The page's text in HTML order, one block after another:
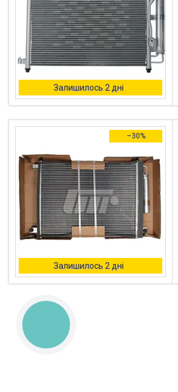
Залишилось 2 дні
–30%
Залишилось 2 дні